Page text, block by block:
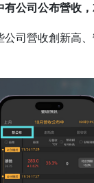
有公司公布營收
公司營收創新高